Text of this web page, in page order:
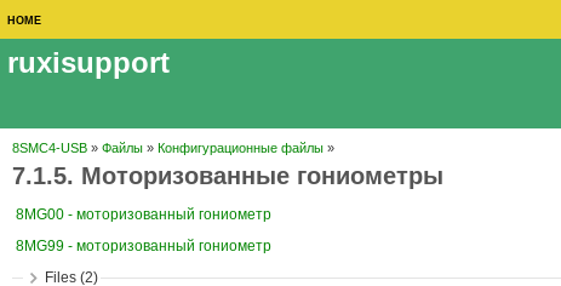
HOME
ruxisupport
8SMC4-USB » Файлы » Конфигурационные файлы »
7.1.5. Моторизованные гониометры
8MG00 - моторизованный гониометр
8MG99 - моторизованный гониометр
Files (2)